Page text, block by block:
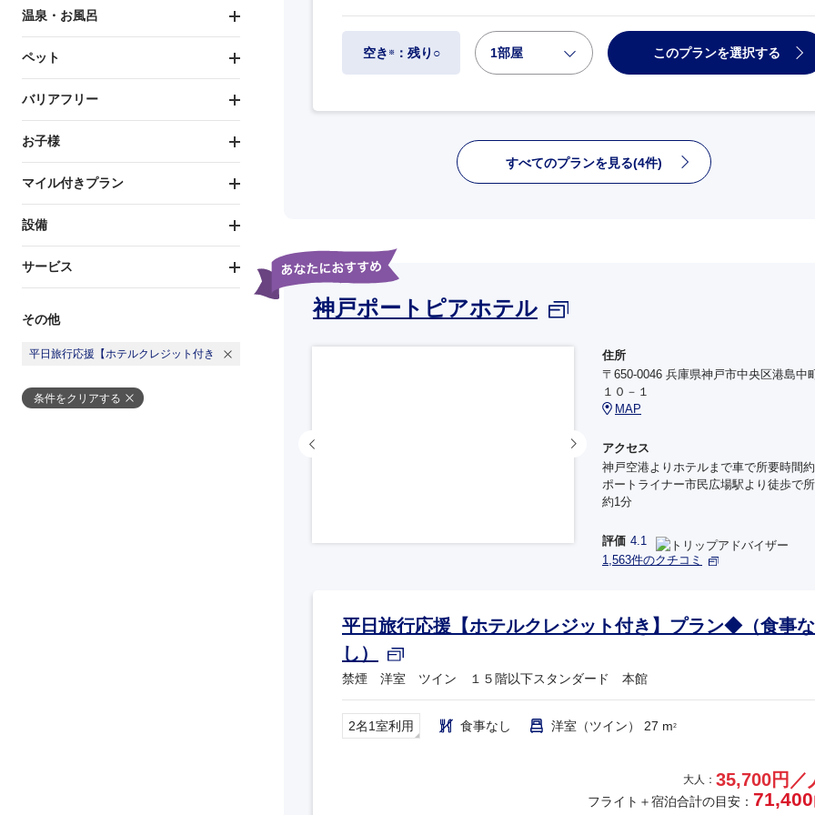
温泉・お風呂
ペット
バリアフリー
お子様
マイル付きプラン
設備
サービス
その他
平日旅行応援【ホテルクレジット付き
条件をクリアする
空き ※：残り○ 1部屋 このプランを選択する
すべてのプランを見る(4件)
神戸ポートピアホテル
住所
〒650-0046 兵庫県神戸市中央区港島中
１０－１
MAP
アクセス
神戸空港よりホテルまで車で所要時間
ポートライナー市民広場駅より徒歩で
約1分
評価 4.1
1,563件のクチコミ
平日旅行応援【ホテルクレジット付き】プラン◆（食事な
し）
禁煙 洋室 ツイン １５階以下スタンダード 本館
2名1室利用 食事なし 洋室（ツイン） 27 m2
大人： 35,700円／
フライト＋宿泊合計の目安： 71,400